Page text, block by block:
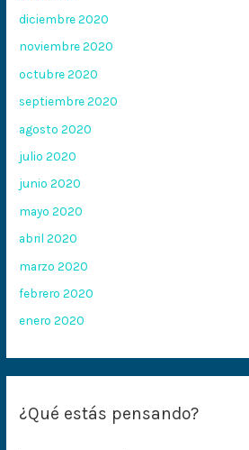
diciembre 2020
noviembre 2020
octubre 2020
septiembre 2020
agosto 2020
julio 2020
junio 2020
mayo 2020
abril 2020
marzo 2020
febrero 2020
enero 2020
¿Qué estás pensando?